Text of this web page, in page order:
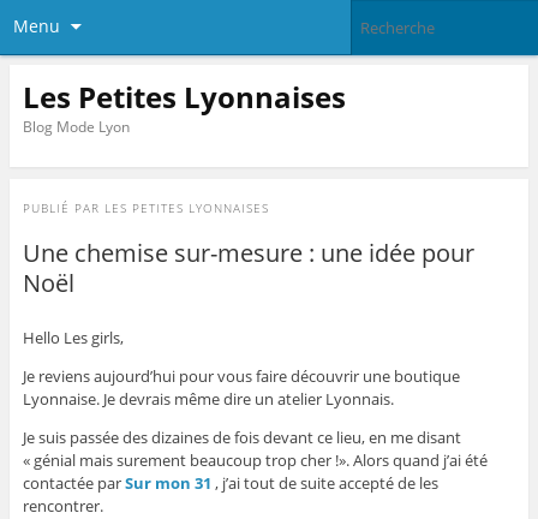
Menu
Les Petites Lyonnaises
Blog Mode Lyon
PUBLIÉ PAR LES PETITES LYONNAISES
Une chemise sur-mesure : une idée pour
Noël
Hello Les girls,
Je reviens aujourd’hui pour vous faire découvrir une boutique
Lyonnaise. Je devrais même dire un atelier Lyonnais.
Je suis passée des dizaines de fois devant ce lieu, en me disant
« génial mais surement beaucoup trop cher !». Alors quand j’ai été
contactée parSur mon 31 , j’ai tout de suite accepté de les
rencontrer.